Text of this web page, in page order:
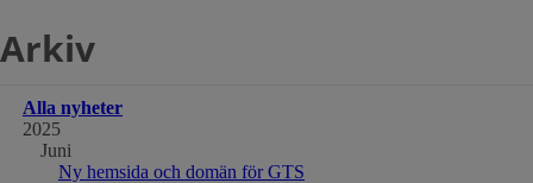
Arkiv
Alla nyheter
2025
Juni
Ny hemsida och domän för GTS